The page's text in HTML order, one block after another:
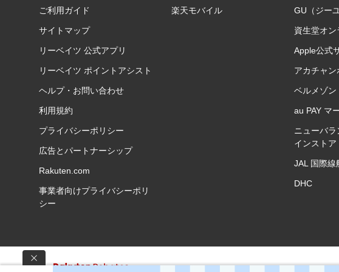
ご利用ガイド
サイトマップ
リーベイツ 公式アプリ
リーベイツ ポイントアシスト
ヘルプ・お問い合わせ
利用規約
プライバシーポリシー
広告とパートナーシップ
Rakuten.com
事業者向けプライバシーポリ
シー
楽天モバイル GU（ジー
資生堂オ
Apple公式
アカチャン
ベルメゾン
au PAY マ
ニューバラ
インストア
JAL 国際線
DHC